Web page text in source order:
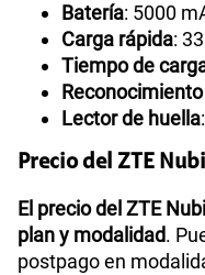
Batería: 5000
Carga rápida:
Tiempo de
Reconocimiento
Lector de huella
Precio del ZTE
El precio del ZTE
plan y modalidad.
postpago en